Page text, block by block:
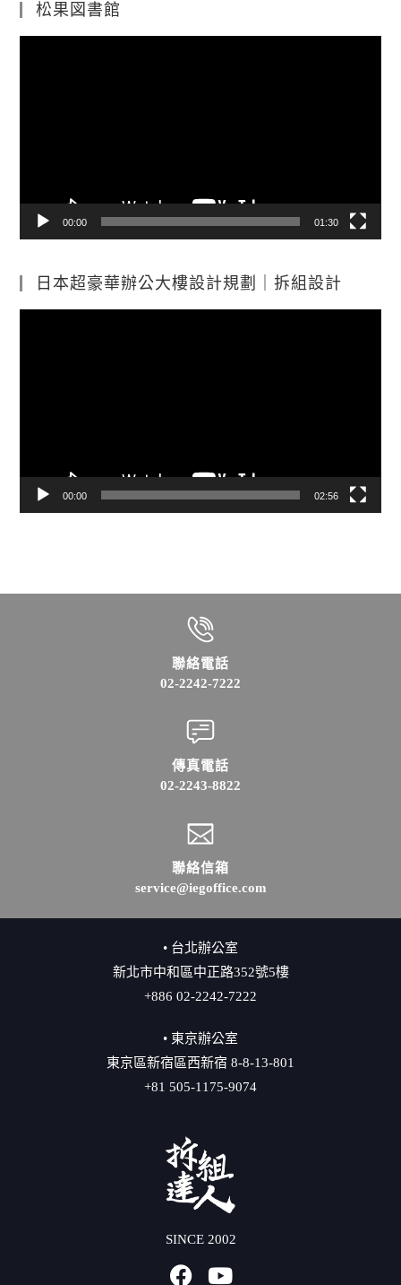
松果図書館
00:00 01:30
日本超豪華辦公大樓設計規劃｜拆組設計
00:00 02:56
聯絡電話
02-2242-7222
傳真電話
02-2243-8822
聯絡信箱
service@iegoffice.com
• 台北辦公室
新北市中和區中正路352號5樓
+886 02-2242-7222
• 東京辦公室
東京區新宿區西新宿 8-8-13-801
+81 505-1175-9074
SINCE 2002